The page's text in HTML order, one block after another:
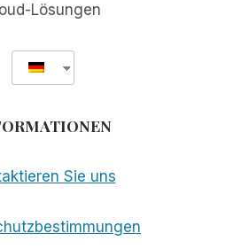
Lösungen
Sie uns